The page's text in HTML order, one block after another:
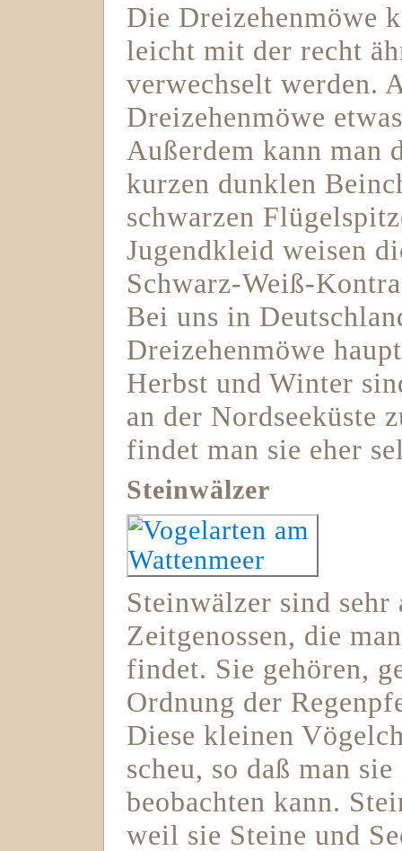
Die Dreizehenmöwe
leicht mit der recht
verwechselt werden.
Dreizehenmöwe
Außerdem kann man
kurzen dunklen
schwarzen
Jugendkleid weisen
Schwarz-Weiß-
Bei uns in
Dreizehenmöwe
Herbst und Winter
an der Nordseeküste
findet man sie eher
Steinwälzer
Steinwälzer sind sehr
Zeitgenossen, die
findet. Sie gehören,
Ordnung der
Diese kleinen
scheu, so daß man
beobachten kann.
weil sie Steine und